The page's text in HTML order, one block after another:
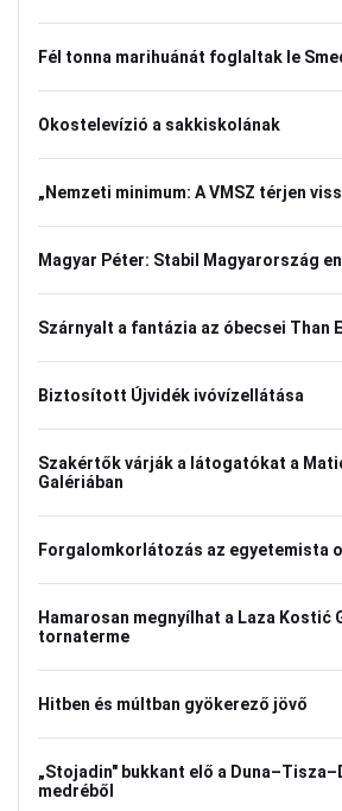
Fél tonna marihuánát foglaltak le
Okostelevízió a sakkiskolának
„Nemzeti minimum: A VMSZ térjen
Magyar Péter: Stabil Magyarország
Szárnyalt a fantázia az óbecsei Than
Biztosított Újvidék ivóvízellátása
Szakértők várják a látogatókat a
Galériában
Forgalomkorlátozás az egyetemista
Hamarosan megnyílhat a Laza Kostić
tornaterme
Hitben és múltban gyökerező jövő
„Stojadin" bukkant elő a
medréből